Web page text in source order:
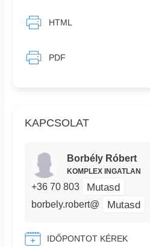
KAPCSOLAT
Borbély Róbert
KOMPLEX INGATLAN
+36 70 803 Mutasd
borbely.robert@ Mutasd
IDŐPONTOT KÉREK
HTML
PDF